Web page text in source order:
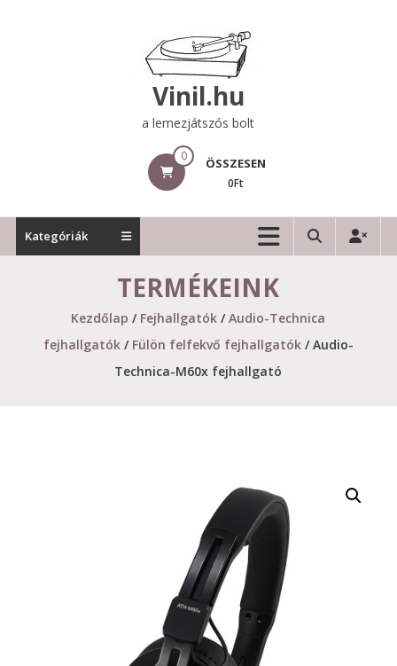
Vinil.hu
a lemezjátszós bolt
0 ÖSSZESEN
0Ft
Kategóriák
TERMÉKEINK
Kezdőlap / Fejhallgatók /Audio-Technica
fejhallgatók/ Fülön felfekvő fejhallgatók/ Audio-
Technica-M60x fejhallgató